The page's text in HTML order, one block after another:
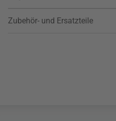
Zubehör- und Ersatzteile